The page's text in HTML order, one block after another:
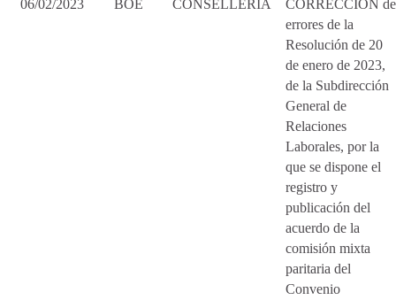
06/02/2023 BOE CONSELLERIA
CORRECCIÓN de
errores de la
Resolución de 20
de enero de 2023,
de la Subdirección
General de
Relaciones
Laborales, por la
que se dispone el
registro y
publicación del
acuerdo de la
comisión mixta
paritaria del
Convenio